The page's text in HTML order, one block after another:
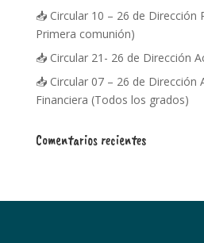
📥 Circular 10 – 26 de Dirección
Primera comunión)
📥 Circular 21- 26 de Dirección
📥 Circular 07 – 26 de Dirección
Financiera (Todos los grados)
Comentarios recientes